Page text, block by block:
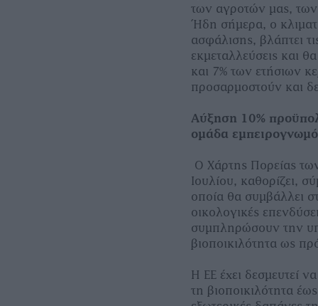
των αγροτών µας,
Ήδη σήµερα, ο
ασφάλισης, βλάπτει
εκµεταλλεύσεις και
και 7% των ετήσιων
προσαρµοστούν και
Αύξηση 10%
οµάδα
Ο Χάρτης Πορείας
Ιουλίου, καθορίζει,
οποία θα συµβάλλει
οικολογικές
συµπληρώσουν την
βιοποικιλότητα ως
Η ΕΕ έχει δεσµευτεί
τη βιοποικιλότητα